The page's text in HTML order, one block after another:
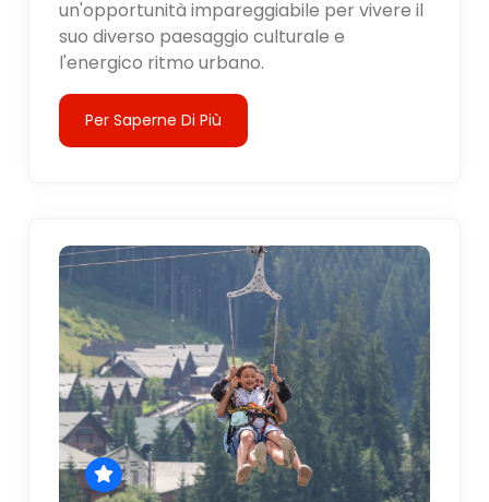
un'opportunità impareggiabile per vivere il
suo diverso paesaggio culturale e
l'energico ritmo urbano.
Per Saperne Di Più